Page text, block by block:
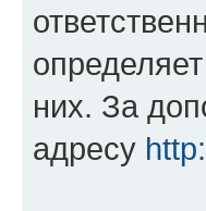
них. За
адресу